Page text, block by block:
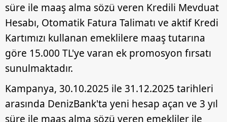
6698 sayılı Kişisel Verilerin Korunması Kanunu uyarınca
hazırlanmış Aydınlatma Metnimizi okumak ve sitemizde
ilgili mevzuata uygun olarak kullanılan çerezlerle ilgili bilgi
almak için lütfen tıklayınız.
süre ile maaş alma sözü veren Kredili Mevduat
Hesabı, Otomatik Fatura Talimatı ve aktif Kredi
Kartımızı kullanan emeklilere maaş tutarına
göre 15.000 TL'ye varan ek promosyon fırsatı
sunulmaktadır.
Kampanya, 30.10.2025 ile 31.12.2025 tarihleri
arasında DenizBank'ta yeni hesap açan ve 3 yıl
süre ile maaş alma sözü veren emekliler ile